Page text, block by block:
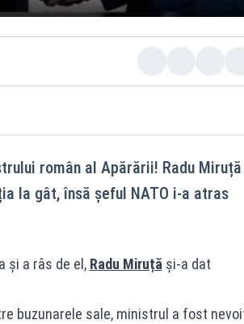
român al Apărării! Radu Miruță
la gât, însă șeful NATO i-a atras
și a râs de el, Radu Miruțăși-a dat
buzunarele sale, ministrul a fost